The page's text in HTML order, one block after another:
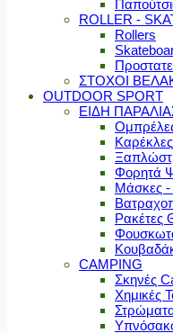
ROLLER -
Rollers
ΣΤΟΧΟΙ
OUTDOOR SPORT
ΕΙΔΗ
Φορητά
Μάσκες -
Ρακέτες
CAMPING
Σκηνές
Χημικές